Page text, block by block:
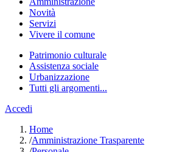
Novità
Servizi
Vivere il comune
Patrimonio culturale
Assistenza sociale
Urbanizzazione
Tutti gli argomenti...
Accedi
Home
/Amministrazione Trasparente